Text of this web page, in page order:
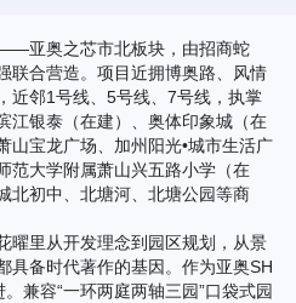
亚奥之芯市北板块，由招商蛇
联合营造。项目近拥博奥路、风情
近邻1号线、5号线、7号线，执掌
江银泰（在建）、奥体印象城（在
山宝龙广场、加州阳光•城市生活广
范大学附属萧山兴五路小学（在
北初中、北塘河、北塘公园等商
曜里从开发理念到园区规划，从景
具备时代著作的基因。作为亚奥SH
兼容“一环两庭两轴三园”口袋式园